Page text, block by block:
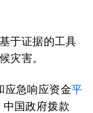
于证据的工具
灾害。
应急响应资金平
国政府拨款